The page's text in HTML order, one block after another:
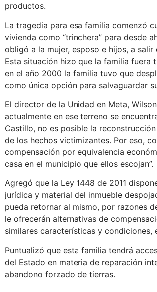
productos.
La tragedia para esa familia comenzó
vivienda como “trinchera” para desde
obligó a la mujer, esposo e hijos, a
Esta situación hizo que la familia fuera
en el año 2000 la familia tuvo que
como única opción para salvaguardar
El director de la Unidad en Meta,
actualmente en ese terreno se
Castillo, no es posible la
de los hechos victimizantes. Por eso,
compensación por equivalencia
casa en el municipio que ellos escojan”.
Agregó que la Ley 1448 de 2011
jurídica y material del inmueble
pueda retornar al mismo, por razones
le ofrecerán alternativas de
similares características y condiciones,
Puntualizó que esta familia tendrá
del Estado en materia de reparación
abandono forzado de tierras.